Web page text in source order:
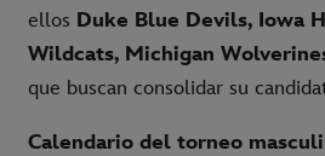
ellos Duke Blue Devils, Iowa
Wildcats, Michigan
que buscan consolidar su
Calendario del torneo